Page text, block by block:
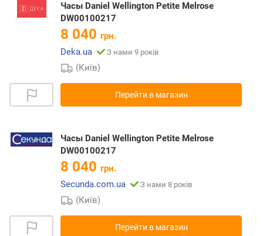
Часы Daniel Wellington Petite Melrose
DW00100217
8 040 грн.
Deka.ua
З нами 9 років
(Київ)
Перейти в магазин
Часы Daniel Wellington Petite Melrose
DW00100217
8 040 грн.
Secunda.com.ua
З нами 8 років
(Київ)
Перейти в магазин